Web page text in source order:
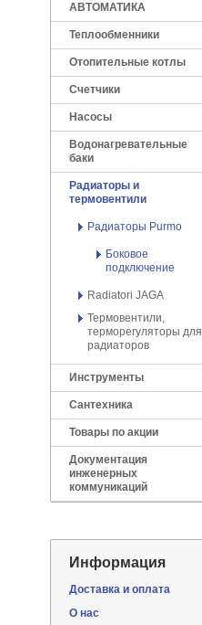
АВТОМАТИКА
Теплообменники
Отопительные котлы
Cчетчики
Насосы
Водонагревательные
баки
Радиаторы и
термовентили
Радиаторы Purmo
Боковое
подключение
Radiatori JAGA
Термовентили,
терморегуляторы для
радиаторов
Инструменты
Сантехника
Товары по акции
Документация
инженерных
коммуникаций
Информация
Доставка и оплата
О нас